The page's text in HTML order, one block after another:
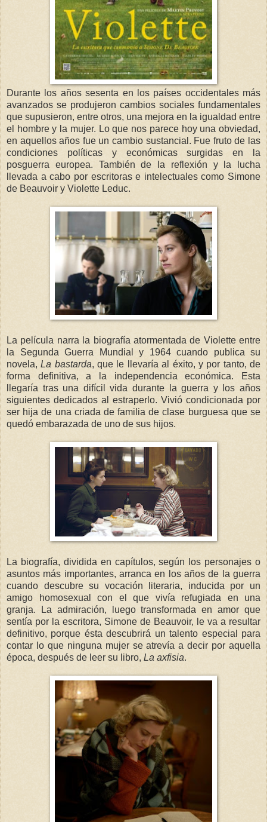
Durante los años sesenta en los países occidentales más
avanzados se produjeron cambios sociales fundamentales
que supusieron, entre otros, una mejora en la igualdad entre
el hombre y la mujer. Lo que nos parece hoy una obviedad,
en aquellos años fue un cambio sustancial. Fue fruto de las
condiciones políticas y económicas surgidas en la
posguerra europea. También de la reflexión y la lucha
llevada a cabo por escritoras e intelectuales como Simone
de Beauvoir y Violette Leduc.
La película narra la biografía atormentada de Violette entre
la Segunda Guerra Mundial y 1964 cuando publica su
novela,La bastarda, que le llevaría al éxito, y por tanto, de
forma definitiva, a la independencia económica. Esta
llegaría tras una difícil vida durante la guerra y los años
siguientes dedicados al estraperlo. Vivió condicionada por
ser hija de una criada de familia de clase burguesa que se
quedó embarazada de uno de sus hijos.
La biografía, dividida en capítulos, según los personajes o
asuntos más importantes, arranca en los años de la guerra
cuando descubre su vocación literaria, inducida por un
amigo homosexual con el que vivía refugiada en una
granja. La admiración, luego transformada en amor que
sentía por la escritora, Simone de Beauvoir, le va a resultar
definitivo, porque ésta descubrirá un talento especial para
contar lo que ninguna mujer se atrevía a decir por aquella
época, después de leer su libro, La axfisia.